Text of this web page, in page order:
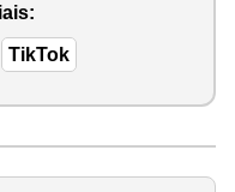
TikTok